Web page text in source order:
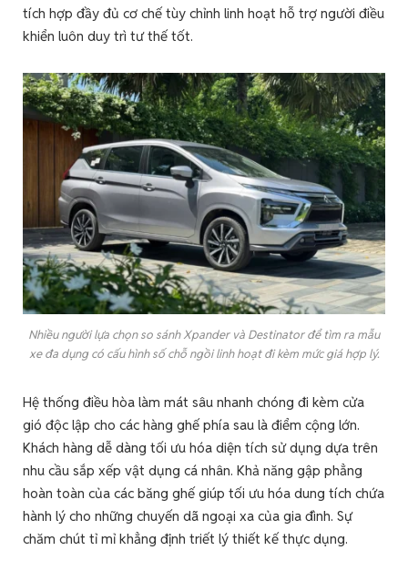
tích hợp đầy đủ cơ chế tùy chỉnh linh hoạt hỗ trợ người điều
khiển luôn duy trì tư thế tốt.
Nhiều người lựa chọn so sánh Xpander và Destinator để tìm ra mẫu
xe đa dụng có cấu hình số chỗ ngồi linh hoạt đi kèm mức giá hợp lý.
Hệ thống điều hòa làm mát sâu nhanh chóng đi kèm cửa
gió độc lập cho các hàng ghế phía sau là điểm cộng lớn.
Khách hàng dễ dàng tối ưu hóa diện tích sử dụng dựa trên
nhu cầu sắp xếp vật dụng cá nhân. Khả năng gập phẳng
hoàn toàn của các băng ghế giúp tối ưu hóa dung tích chứa
hành lý cho những chuyến dã ngoại xa của gia đình. Sự
chăm chút tỉ mỉ khẳng định triết lý thiết kế thực dụng.